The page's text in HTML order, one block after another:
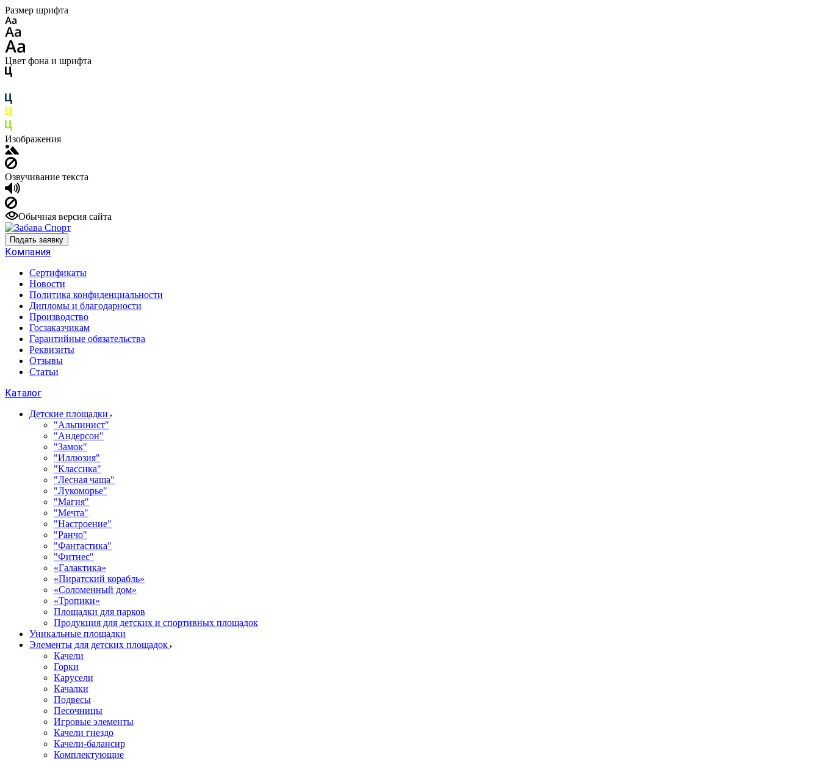
Размер шрифта
Цвет фона и шрифта
Изображения
Озвучивание текста
Обычная версия сайта
Подать заявку
Компания
Сертификаты
Новости
Политика конфиденциальности
Дипломы и благодарности
Производство
Госзаказчикам
Гарантийные обязательства
Реквизиты
Отзывы
Статьи
Каталог
Детские площадки
"Альпинист"
"Андерсон"
"Замок"
"Иллюзия"
"Классика"
"Лесная чаща"
"Лукоморье"
"Магия"
"Мечта"
"Настроение"
"Ранчо"
"Фантастика"
"Фитнес"
«Галактика»
«Пиратский корабль»
«Соломенный дом»
«Тропики»
Площадки для парков
Продукция для детских и спортивных площадок
Уникальные площадки
Элементы для детских площадок
Качели
Горки
Карусели
Качалки
Подвесы
Песочницы
Игровые элементы
Качели гнездо
Качели-балансир
Комплектующие